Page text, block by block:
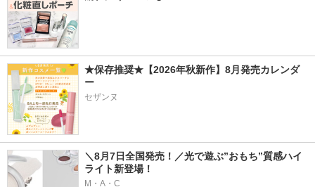
★保存推奨★【2026年秋新作】8月発売カレンダ
ー
セザンヌ
＼8月7日全国発売！／光で遊ぶ”おもち”質感ハイ
ライト新登場！
M・A・C